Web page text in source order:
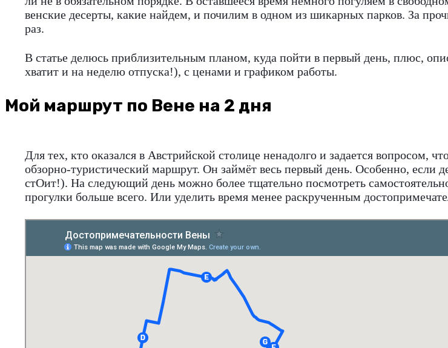
венские десерты, какие найдем, и почилим в одном из шикарных парков. За
раз.
В статье делюсь приблизительным планом, куда пойти в первый день, плюс,
хватит и на неделю отпуска!), с ценами и графиком работы.
Мой маршрут по Вене на 2 дня
Для тех, кто оказался в Австрийской столице ненадолго и задается вопросом,
обзорно-туристический маршрут. Он займёт весь первый день. Особенно, если
стОит!). На следующий день можно более тщательно посмотреть
прогулки больше всего. Или уделить время менее раскрученным